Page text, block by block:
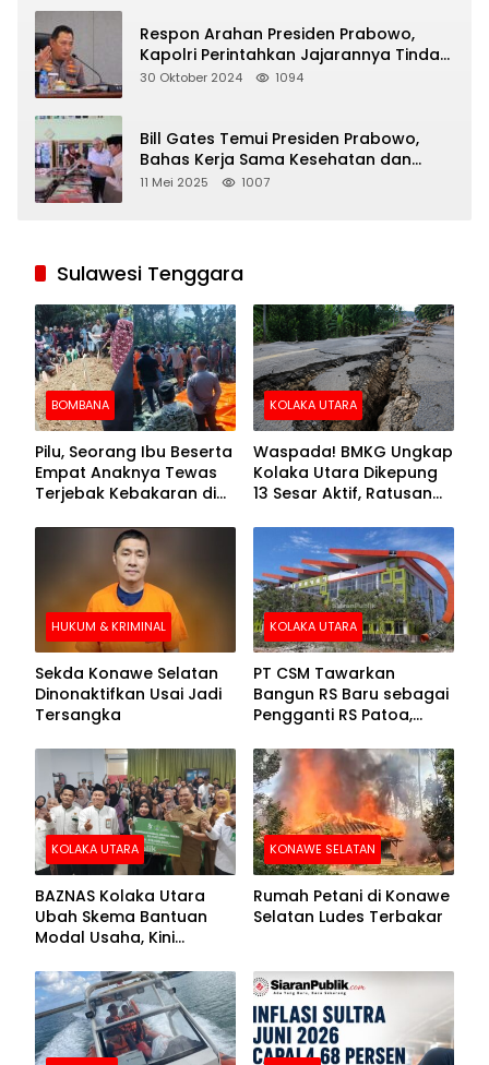
Respon Arahan Presiden Prabowo,
Kapolri Perintahkan Jajarannya Tindak
Tegas Pelaku Judi Online
30 Oktober 2024 1094
Bill Gates Temui Presiden Prabowo,
Bahas Kerja Sama Kesehatan dan
Program Makan Bergizi Gratis
11 Mei 2025 1007
Sulawesi Tenggara
BOMBANA
Pilu, Seorang Ibu Beserta
Empat Anaknya Tewas
Terjebak Kebakaran di
KOLAKA UTARA
Waspada! BMKG Ungkap
Kolaka Utara Dikepung
13 Sesar Aktif, Ratusan
HUKUM & KRIMINAL
Sekda Konawe Selatan
Dinonaktifkan Usai Jadi
Tersangka
KOLAKA UTARA
PT CSM Tawarkan
Bangun RS Baru sebagai
Pengganti RS Patoa,
Kolut
KOLAKA UTARA
BAZNAS Kolaka Utara
Ubah Skema Bantuan
Modal Usaha, Kini
Barang Senilai Rp419,5
Juta
KONAWE SELATAN
Rumah Petani di Konawe
Selatan Ludes Terbakar